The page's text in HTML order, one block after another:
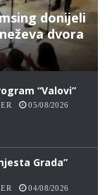
donijeli
dvora
“Valovi”
05/08/2026
Grada”
04/08/2026